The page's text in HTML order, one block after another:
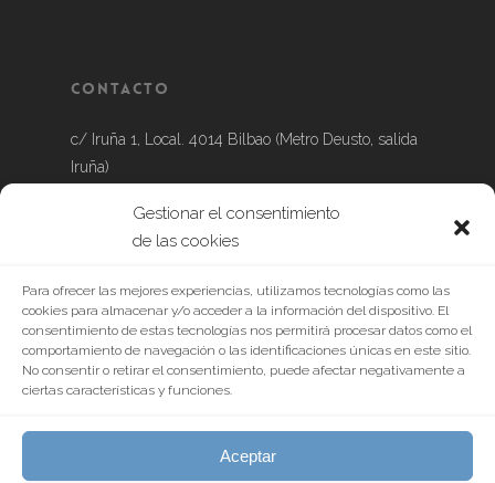
Gestionar el consentimiento
de las cookies
Para ofrecer las mejores experiencias, utilizamos tecnologías como las
cookies para almacenar y/o acceder a la información del dispositivo. El
consentimiento de estas tecnologías nos permitirá procesar datos como el
comportamiento de navegación o las identificaciones únicas en este sitio.
No consentir o retirar el consentimiento, puede afectar negativamente a
ciertas características y funciones.
Aceptar
Contacto
c/ Iruña 1, Local. 4014 Bilbao (Metro Deusto, salida
Iruña)
Tel.: 639 888 632